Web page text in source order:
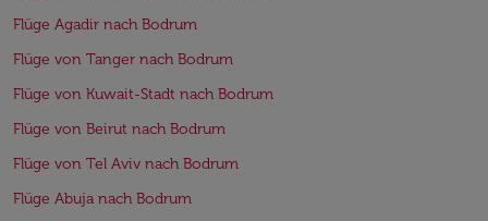
Flüge Agadir nach Bodrum
Flüge von Tanger nach Bodrum
Flüge von Kuwait-Stadt nach Bodrum
Flüge von Beirut nach Bodrum
Flüge von Tel Aviv nach Bodrum
Flüge Abuja nach Bodrum